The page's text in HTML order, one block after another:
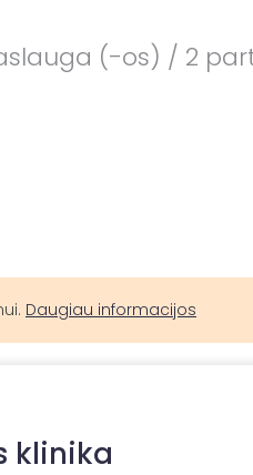
(-os) / 2
Daugiau informacijos
klinika